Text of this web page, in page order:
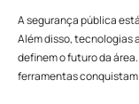
A segurança pública
Além disso, tecnologias
definem o futuro da
ferramentas